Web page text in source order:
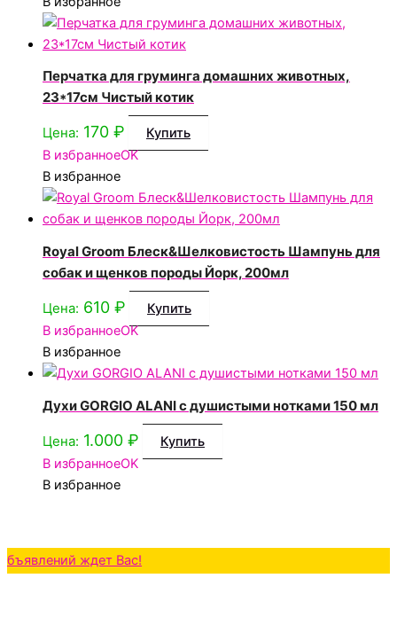
Перчатка для груминга домашних животных,
23*17см Чистый котик
Цена: 170 ₽
Купить
В избранноеOK
В избранное
Royal Groom Блеск&Шелковистость Шампунь для
собак и щенков породы Йорк, 200мл
Цена: 610 ₽
Купить
В избранноеOK
В избранное
Духи GORGIO ALANI с душистыми нотками 150 мл
Цена: 1.000 ₽
Купить
В избранноеOK
В избранное
ждет Вас!